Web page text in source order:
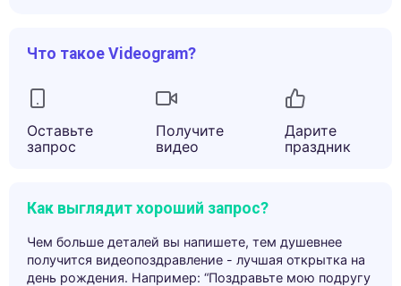
Что такое Videogram?
Оставьте
запрос
Получите
видео
Дарите
праздник
Как выглядит хороший запрос?
Чем больше деталей вы напишете, тем душевнее
получится видеопоздравление - лучшая открытка на
день рождения. Например: “Поздравьте мою подругу